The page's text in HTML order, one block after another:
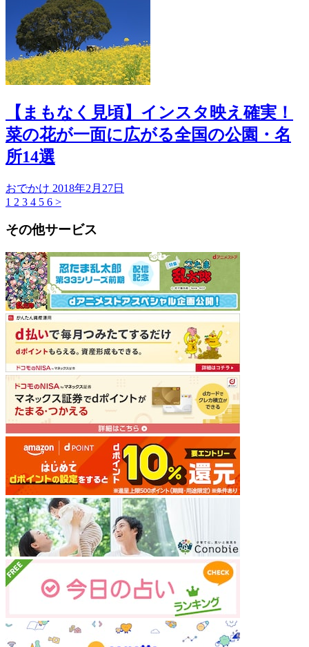
【まもなく見頃】インスタ映え確実！
菜の花が一面に広がる全国の公園・名
所14選
おでかけ 2018年2月27日
1 2 3 4 5 6 >
その他サービス